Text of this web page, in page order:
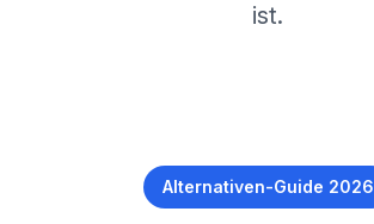
ist.
Alternativen-Guide 2026